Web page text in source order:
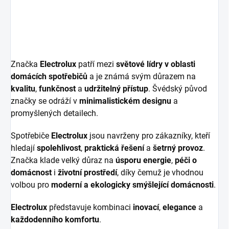
Značka Electrolux patří mezi světové lídry v oblasti
domácích spotřebičů a je známá svým důrazem na
kvalitu, funkčnosta udržitelný přístup. Švédský původ
značky se odráží v minimalistickém designu a
promyšlených detailech.
Spotřebiče Electrolux jsou navrženy pro zákazníky, kteří
hledají spolehlivost, praktická řešenía šetrný provoz.
Značka klade velký důraz na úsporu energie, péči o
domácnosti životní prostředí, díky čemuž je vhodnou
volbou pro moderní a ekologicky smýšlející domácnosti.
Electrolux představuje kombinaci inovací, elegance a
každodenního komfortu.